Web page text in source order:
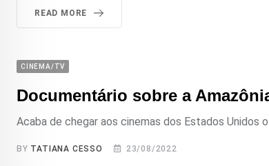
READ MORE
CINEMA/TV
Documentário sobre a
Acaba de chegar aos cinemas dos Estados Unidos
BY TATIANA CESSO 23/08/2022